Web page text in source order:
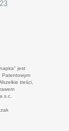
jest
Patentowym
treści,
s.c.